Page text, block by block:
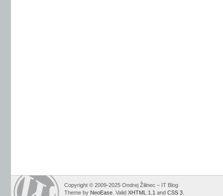
Copyright © 2009-2025 Ondrej Žilinec – IT Blog
Theme by NeoEase . Valid XHTML 1.1 and CSS 3